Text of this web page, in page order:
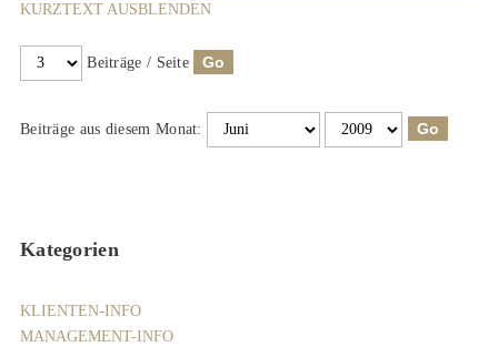
KURZTEXT AUSBLENDEN
Beiträge / Seite
Beiträge aus diesem Monat:
Kategorien
KLIENTEN-INFO
MANAGEMENT-INFO